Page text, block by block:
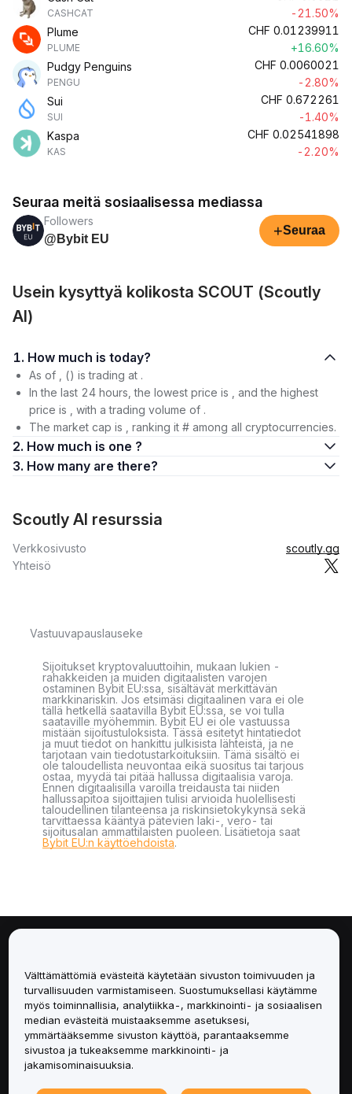
CASHCAT
-21.50%
Plume
PLUME
CHF 0.01239911
+16.60%
Pudgy Penguins
PENGU
CHF 0.0060021
-2.80%
Sui
SUI
CHF 0.672261
-1.40%
Kaspa
KAS
CHF 0.02541898
-2.20%
Seuraa meitä sosiaalisessa mediassa
Followers
@Bybit EU
+Seuraa
Usein kysyttyä kolikosta SCOUT (Scoutly
AI)
1. How much is today?
As of , () is trading at .
In the last 24 hours, the lowest price is , and the highest
price is , with a trading volume of .
The market cap is , ranking it # among all cryptocurrencies.
2. How much is one ?
3. How many are there?
Scoutly AI resurssia
Verkkosivusto
scoutly.gg
Yhteisö
Vastuuvapauslauseke
Sijoitukset kryptovaluuttoihin, mukaan lukien -
rahakkeiden ja muiden digitaalisten varojen
ostaminen Bybit EU:ssa, sisältävät merkittävän
markkinariskin. Jos etsimäsi digitaalinen vara ei ole
tällä hetkellä saatavilla Bybit EU:ssa, se voi tulla
saataville myöhemmin. Bybit EU ei ole vastuussa
mistään sijoitustuloksista. Tässä esitetyt hintatiedot
ja muut tiedot on hankittu julkisista lähteistä, ja ne
tarjotaan vain tiedotustarkoituksiin. Tämä sisältö ei
ole taloudellista neuvontaa eikä suositus tai tarjous
ostaa, myydä tai pitää hallussa digitaalisia varoja.
Ennen digitaalisilla varoilla treidausta tai niiden
hallussapitoa sijoittajien tulisi arvioida huolellisesti
taloudellinen tilanteensa ja riskinsietokykynsä sekä
tarvittaessa kääntyä pätevien laki-, vero- tai
sijoitusalan ammattilaisten puoleen. Lisätietoja saat
Bybit EU:n käyttöehdoista.
Palvelut
Tuki
Tuotteet
Välttämättömiä evästeitä käytetään sivuston toimivuuden ja
turvallisuuden varmistamiseen. Suostumuksellasi käytämme
myös toiminnallisia, analytiikka-, markkinointi- ja sosiaalisen
median evästeitä muistaaksemme asetuksesi,
ymmärtääksemme sivuston käyttöä, parantaaksemme
sivustoa ja tukeaksemme markkinointi- ja
jakamisominaisuuksia.